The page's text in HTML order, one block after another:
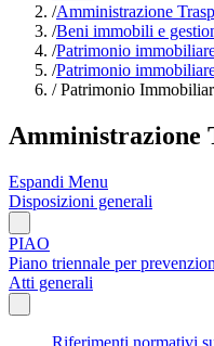
/Amministrazione
/Beni immobili e
/Patrimonio
/Patrimonio
/Patrimonio
Amministrazione
Espandi Menu
Disposizioni generali
PIAO
Piano triennale per
Atti generali
Riferimenti normativi